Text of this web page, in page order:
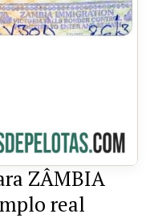
ZÂMBIA
real